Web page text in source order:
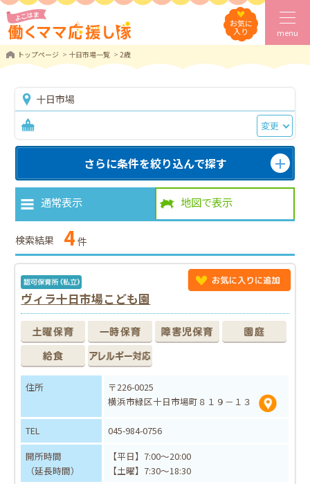
menu
お気に
入り
トップページ 十日市場一覧 2歳
十日市場
変更
さらに条件を絞り込んで探す
地図で表示
通常表示
検索結果 4 件
ヴィラ十日市場こども園
住所
〒226-0025
横浜市緑区十日市場町８１９－１３
TEL
045-984-0756
開所時間
（延長時間）
【平日】7:00～20:00
【土曜】7:30～18:30